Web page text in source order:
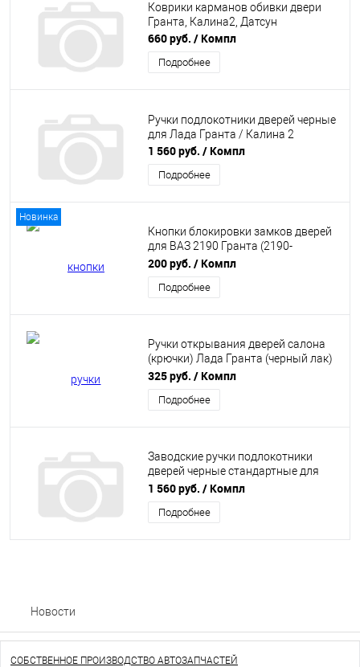
Коврики карманов обивки двери
Гранта, Калина2, Датсун
660 руб. / Компл
Подробнее
Ручки подлокотники дверей черные
для Лада Гранта / Калина 2
1 560 руб. / Компл
Подробнее
Новинка
Кнопки блокировки замков дверей
для ВАЗ 2190 Гранта (2190-
6105125) с втулками в сборе
200 руб. / Компл
Подробнее
Ручки открывания дверей салона
(крючки) Лада Гранта (черный лак)
аналог
325 руб. / Компл
Подробнее
Заводские ручки подлокотники
дверей черные стандартные для
Лада Гранта / Калина 2
1 560 руб. / Компл
Подробнее
Новости
СОБСТВЕННОЕ ПРОИЗВОДСТВО АВТОЗАПЧАСТЕЙ